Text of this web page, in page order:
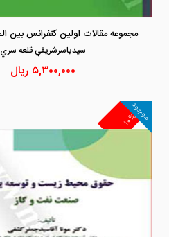
سيدياسرشريفي قلعه سري
۵,۳۰۰,۰۰۰ ریال
۱۰%
موجود